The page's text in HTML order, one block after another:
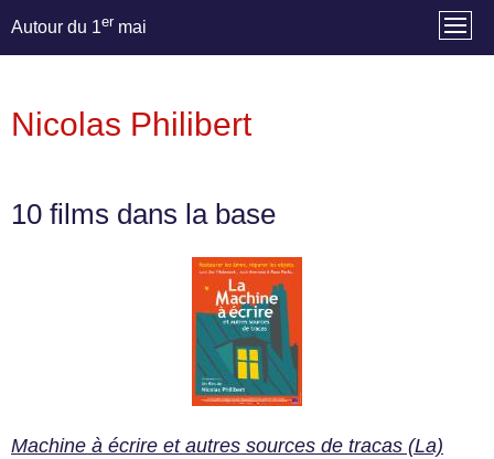
Autour du 1er mai
Nicolas Philibert
10 films dans la base
Machine à écrire et autres sources de tracas (La)